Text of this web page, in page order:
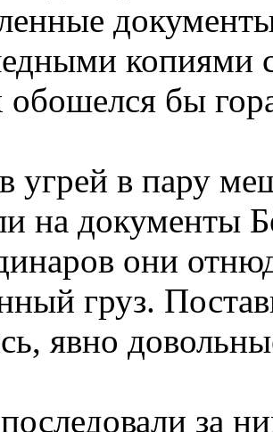
копиями
обошелся бы
угрей в пару
на документы
они
груз.
явно
за